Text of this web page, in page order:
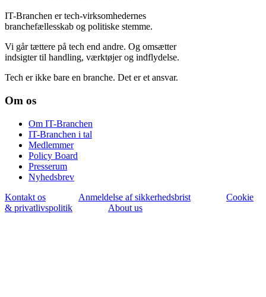
IT-Branchen er tech-virksomhedernes
branchefællesskab og politiske stemme.
Vi går tættere på tech end andre. Og omsætter
indsigter til handling, værktøjer og indflydelse.
Tech er ikke bare en branche. Det er et ansvar.
Om os
Om IT-Branchen
IT-Branchen i tal
Medlemmer
Policy Board
Presserum
Nyhedsbrev
Kontakt os
Anmeldelse af sikkerhedsbrist
Cookie
& privatlivspolitik
About us